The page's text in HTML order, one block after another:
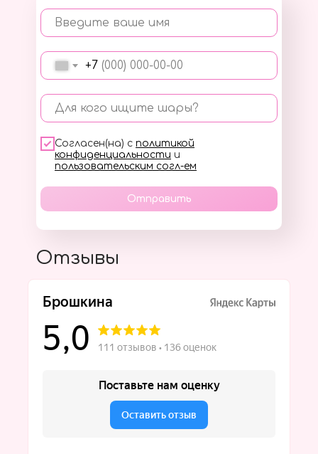
Введите ваше имя
+7
Для кого ищите шары?
Согласен(на) с политикой
конфиденциальности и
пользовательским согл-ем
Отправить
Отзывы